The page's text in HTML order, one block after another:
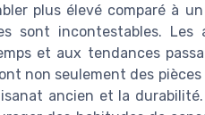
plus élevé comparé à
sont incontestables.
et aux tendances
non seulement des
ancien et la